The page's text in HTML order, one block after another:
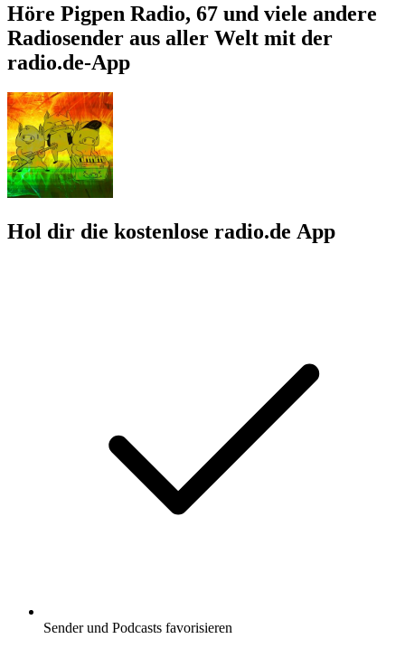
Höre Pigpen Radio, 67 und viele andere
Radiosender aus aller Welt mit der
radio.de-App
Hol dir die kostenlose radio.de App
Sender und Podcasts favorisieren